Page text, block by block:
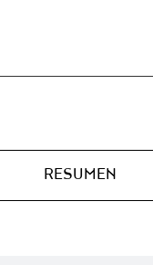
RESUMEN